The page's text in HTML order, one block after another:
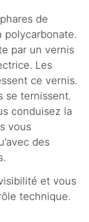
de
polycarbonate.
par un vernis
Les
ce vernis.
se ternissent.
conduisez la
vous
des
et vous
technique.